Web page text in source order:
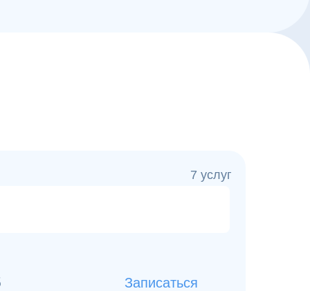
7 услуг
Записаться